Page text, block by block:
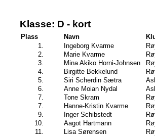
Klasse: D - kort
Plass Navn
1.
Ingeborg Kvarme
2.
Marie Kvarme
3.
Mina Akiko Horni-Johnsen
4.
Birgitte Bekkelund
5.
Siri Scherdin Sætra
6.
Anne Moian Nydal
7.
Tone Skram
7.
Hanne-Kristin Kvarme
9.
Inger Schibstedt
10.
Aagot Hartmann
11.
Lisa Sørensen